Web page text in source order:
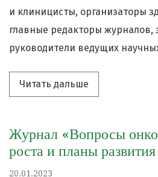
и клиницисты, организаторы
главные редакторы
руководители ведущих
Читать дальше
Журнал «Вопросы
роста и планы развития
20.01.2023